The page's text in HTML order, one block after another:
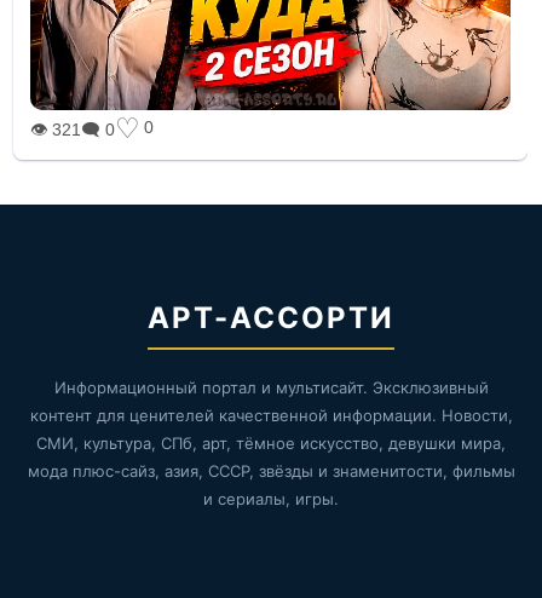
👁 321 🗨 0♡ 0
АРТ-АССОРТИ
Информационный портал и мультисайт. Эксклюзивный
контент для ценителей качественной информации. Новости,
СМИ, культура, СПб, арт, тёмное искусство, девушки мира,
мода плюс-сайз, азия, СССР, звёзды и знаменитости, фильмы
и сериалы, игры.